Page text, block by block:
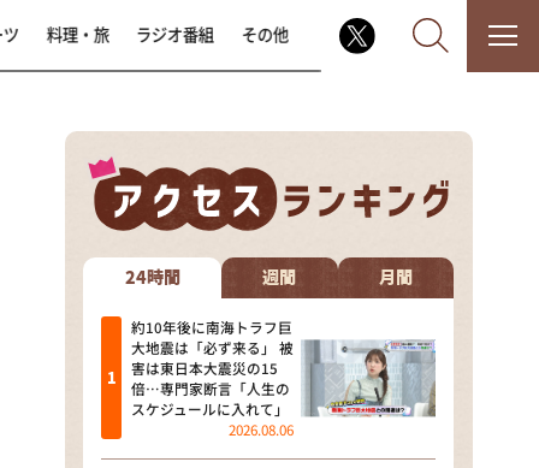
なるみ・岡村の過ぎるTV
相席食堂
これ余談なんですけど・・・
～人生密着トークバラエティ！
～ やすとものいたって真剣です
探偵！ナイトスクープ
料理・旅 ラジオ番組 その他
24時間 週間 月間
約10年後に南海トラフ巨
大地震は「必ず来る」 被
害は東日本大震災の15
倍…専門家断言「人生の
スケジュールに入れて」
2026.08.06